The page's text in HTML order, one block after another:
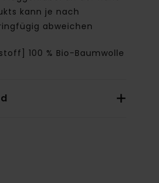
kann je nach
abweichen
100 % Bio-Baumwolle